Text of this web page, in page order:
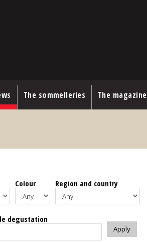
The sommelleries The magazine
Colour Region and country
degustation